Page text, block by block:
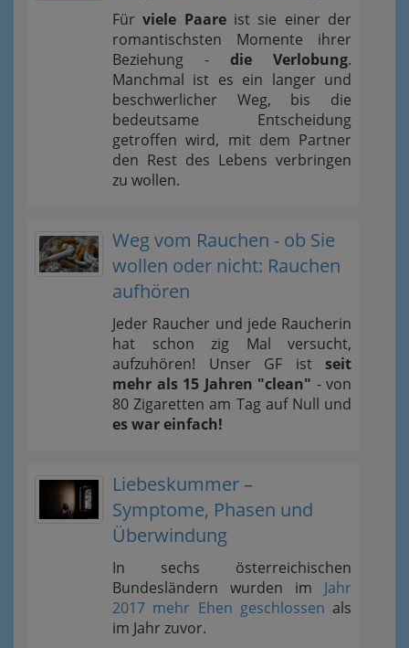
Fürviele Paareist sie einer der
romantischsten Momente ihrer
Beziehung - die Verlobung.
Manchmal ist es ein langer und
beschwerlicher Weg, bis die
bedeutsame Entscheidung
getroffen wird, mit dem Partner
den Rest des Lebens verbringen
zu wollen.
Weg vom Rauchen - ob Sie
wollen oder nicht: Rauchen
aufhören
Jeder Raucher und jede Raucherin
hat schon zig Mal versucht,
aufzuhören! Unser GF ist seit
mehr als 15 Jahren "clean" - von
80 Zigaretten am Tag auf Null und
es war einfach!
Liebeskummer –
Symptome, Phasen und
Überwindung
In sechs österreichischen
Bundesländern wurden im Jahr
2017 mehr Ehen geschlossen als
im Jahr zuvor.